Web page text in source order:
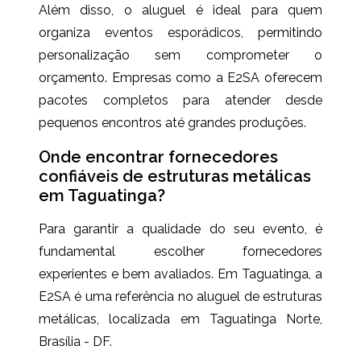
Além disso, o aluguel é ideal para quem
organiza eventos esporádicos, permitindo
personalização sem comprometer o
orçamento. Empresas como a E2SA oferecem
pacotes completos para atender desde
pequenos encontros até grandes produções.
Onde encontrar fornecedores
confiáveis de estruturas metálicas
em Taguatinga?
Para garantir a qualidade do seu evento, é
fundamental escolher fornecedores
experientes e bem avaliados. Em Taguatinga, a
E2SA é uma referência no aluguel de estruturas
metálicas, localizada em Taguatinga Norte,
Brasília - DF.